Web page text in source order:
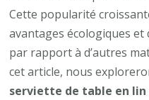
Cette popularité
avantages écologiques
par rapport à d’autres
cet article, nous
serviette de table en